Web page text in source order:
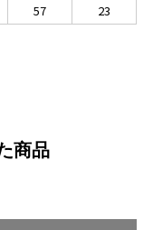
57 23
商品